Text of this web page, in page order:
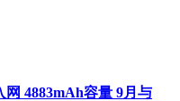
4883mAh容量 9月与